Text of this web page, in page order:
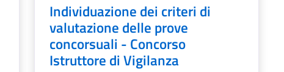
Individuazione dei criteri di
valutazione delle prove
concorsuali - Concorso
Istruttore di Vigilanza